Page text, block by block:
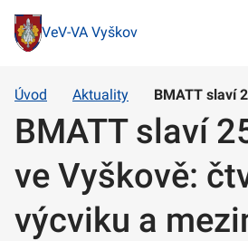
VeV-VA Vyškov
Úvod Aktuality BMATT slaví
BMATT slaví
ve Vyškově:
výcviku a